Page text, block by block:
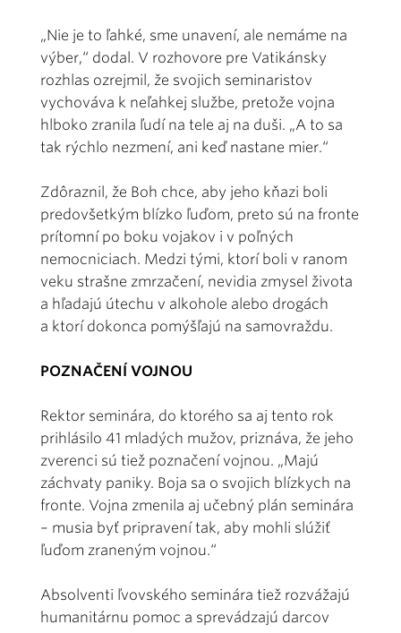
„Nie je to ľahké, sme unavení, ale nemáme na
výber,“ dodal. V rozhovore pre Vatikánsky
rozhlas ozrejmil, že svojich seminaristov
vychováva k neľahkej službe, pretože vojna
hlboko zranila ľudí na tele aj na duši. „A to sa
tak rýchlo nezmení, ani keď nastane mier.“
Zdôraznil, že Boh chce, aby jeho kňazi boli
predovšetkým blízko ľuďom, preto sú na fronte
prítomní po boku vojakov i v poľných
nemocniciach. Medzi tými, ktorí boli v ranom
veku strašne zmrzačení, nevidia zmysel života
a hľadajú útechu v alkohole alebo drogách
a ktorí dokonca pomýšľajú na samovraždu.
POZNAČENÍ VOJNOU
Rektor seminára, do ktorého sa aj tento rok
prihlásilo 41 mladých mužov, priznáva, že jeho
zverenci sú tiež poznačení vojnou. „Majú
záchvaty paniky. Boja sa o svojich blízkych na
fronte. Vojna zmenila aj učebný plán seminára
– musia byť pripravení tak, aby mohli slúžiť
ľuďom zraneným vojnou.“
Absolventi ľvovského seminára tiež rozvážajú
humanitárnu pomoc a sprevádzajú darcov